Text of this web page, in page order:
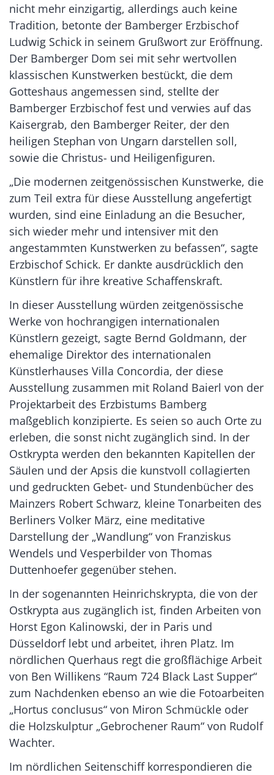
nicht mehr einzigartig, allerdings auch keine
Tradition, betonte der Bamberger Erzbischof
Ludwig Schick in seinem Grußwort zur Eröffnung.
Der Bamberger Dom sei mit sehr wertvollen
klassischen Kunstwerken bestückt, die dem
Gotteshaus angemessen sind, stellte der
Bamberger Erzbischof fest und verwies auf das
Kaisergrab, den Bamberger Reiter, der den
heiligen Stephan von Ungarn darstellen soll,
sowie die Christus- und Heiligenfiguren.
„Die modernen zeitgenössischen Kunstwerke, die
zum Teil extra für diese Ausstellung angefertigt
wurden, sind eine Einladung an die Besucher,
sich wieder mehr und intensiver mit den
angestammten Kunstwerken zu befassen“, sagte
Erzbischof Schick. Er dankte ausdrücklich den
Künstlern für ihre kreative Schaffenskraft.
In dieser Ausstellung würden zeitgenössische
Werke von hochrangigen internationalen
Künstlern gezeigt, sagte Bernd Goldmann, der
ehemalige Direktor des internationalen
Künstlerhauses Villa Concordia, der diese
Ausstellung zusammen mit Roland Baierl von der
Projektarbeit des Erzbistums Bamberg
maßgeblich konzipierte. Es seien so auch Orte zu
erleben, die sonst nicht zugänglich sind. In der
Ostkrypta werden den bekannten Kapitellen der
Säulen und der Apsis die kunstvoll collagierten
und gedruckten Gebet- und Stundenbücher des
Mainzers Robert Schwarz, kleine Tonarbeiten des
Berliners Volker März, eine meditative
Darstellung der „Wandlung“ von Franziskus
Wendels und Vesperbilder von Thomas
Duttenhoefer gegenüber stehen.
In der sogenannten Heinrichskrypta, die von der
Ostkrypta aus zugänglich ist, finden Arbeiten von
Horst Egon Kalinowski, der in Paris und
Düsseldorf lebt und arbeitet, ihren Platz. Im
nördlichen Querhaus regt die großflächige Arbeit
von Ben Willikens “Raum 724 Black Last Supper“
zum Nachdenken ebenso an wie die Fotoarbeiten
„Hortus conclusus“ von Miron Schmückle oder
die Holzskulptur „Gebrochener Raum“ von Rudolf
Wachter.
Im nördlichen Seitenschiff korrespondieren die